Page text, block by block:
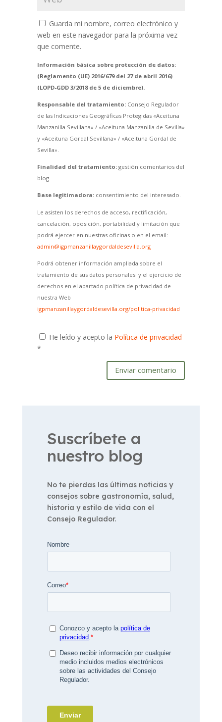
Guarda mi nombre, correo electrónico y
web en este navegador para la próxima vez
que comente.
Información básica sobre protección de datos:
(Reglamento (UE) 2016/679 del 27 de abril 2016)
(LOPD-GDD 3/2018 de 5 de diciembre).
Responsable del tratamiento:Consejo Regulador
de las Indicaciones Geográficas Protegidas «Aceituna
Manzanilla Sevillana» / «Aceituna Manzanilla de Sevilla»
y «Aceituna Gordal Sevillana» / «Aceituna Gordal de
Sevilla».
Finalidad del tratamiento:gestión comentarios del
blog.
Base legitimadora:consentimiento del interesado.
Le asisten los derechos de acceso, rectificación,
cancelación, oposición, portabilidad y limitación que
podrá ejercer en nuestras oficinas o en el email:
admin@igpmanzanillaygordaldesevilla.org
Podrá obtener información ampliada sobre el
tratamiento de sus datos personales y el ejercicio de
derechos en el apartado política de privacidad de
nuestra Web
igpmanzanillaygordaldesevilla.org/politica-privacidad
He leído y acepto la Política de privacidad
*
Enviar comentario
Suscríbete a
nuestro blog
No te pierdas las últimas noticias y
consejos sobre gastronomía, salud,
historia y estilo de vida con el
Consejo Regulador.